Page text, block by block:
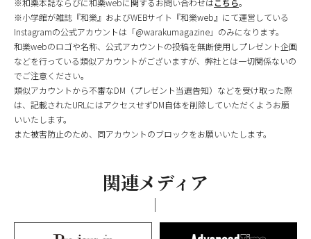
※和樂本誌ならびに和樂webに関するお問い合わせはこちら。
※小学館が雑誌『和樂』およびWEBサイト『和樂web』にて運営している
Instagramの公式アカウントは「@warakumagazine」のみになります。
和樂webのロゴや名称、公式アカウントの投稿を無断使用しプレゼント企画
などを行っている類似アカウントがございますが、弊社とは一切関係ないの
でご注意ください。
類似アカウントから不審なDM（プレゼント当選告知）などを受け取った際
は、記載されたURLにはアクセスせずDM自体を削除していただくようお願
いいたします。
また被害防止のため、同アカウントのブロックをお願いいたします。
関連メディア